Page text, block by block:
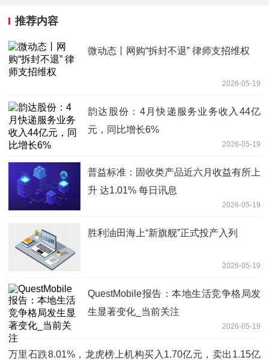
推荐内容
微动态丨网购“拆封不退” 律师支招维权
2026-05-19
韵达股份：4月快递服务业务收入44亿
元，同比增长6%
2026-05-19
普益标准：固收类产品近六月收益有所上
升 达1.01% 每日讯息
2026-05-19
胜利油田海上“新旗舰”正式投产入列
2026-05-19
QuestMobile报告：本地生活竞争格局发
生显著变化_当前关注
2026-05-19
万里石跌8.01%，龙虎榜上机构买入1.70亿元，卖出1.15亿